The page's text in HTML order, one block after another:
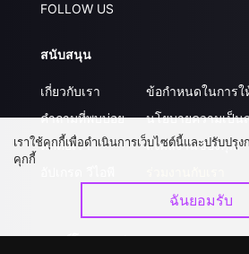
FOLLOW US
สนับสนุน
เกี่ยวกับเรา
คำถามที่พบบ่อย
ติดต่อเรา
ข้อกำหนดในการใ
นโยบายความเป็น
ส่งผลงานของคุณ
ดาวน์โหลดแอป
เราใช้คุกกี้เพื่อดำเนินการเว็บไซต์นี้และปรับปรุ
คุกกี้
ฉันยอมรับ